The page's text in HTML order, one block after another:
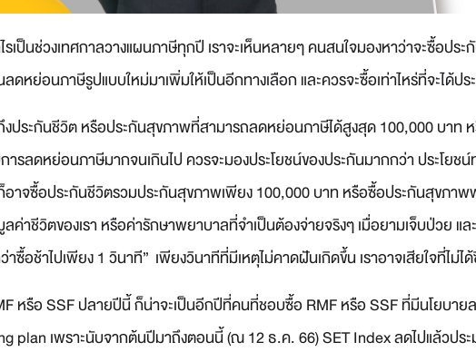
เป็นช่วงเทศกาลวางแผนภาษีทุกปี เราจะเห็นหลายๆ คนสนใจมองหาว่าจะซื้อป
ดหย่อนภาษีรูปแบบใหม่มาเพิ่มให้เป็นอีกทางเลือก และควรจะซื้อเท่าไหร่ที่จะได้ป
ประกันชีวิต หรือประกันสุขภาพที่สามารถลดหย่อนภาษีได้สูงสุด 100,000 บา
รลดหย่อนภาษีมากจนเกินไป ควรจะมองประโยชน์ของประกันมากกว่า ประโย
อาจซื้อประกันชีวิตรวมประกันสุขภาพเพียง 100,000 บาท หรือซื้อประกันสุขภา
ลค่าชีวิตของเรา หรือค่ารักษาพยาบาลที่จำเป็นต้องจ่ายจริงๆ เมื่อยามเจ็บป่วย
าซื้อช้าไปเพียง 1 วินาที” เพียงวินาทีที่มีเหตุไม่คาดฝันเกิดขึ้น เราอาจเสียใจที่ไม่ไ
หรือ SSF ปลายปีนี้ ก็น่าจะเป็นอีกปีที่คนที่ชอบซื้อ RMF หรือ SSF ที่มีนโยบ
plan เพราะนับจากต้นปีมาถึงตอนนี้ (ณ 12 ธ.ค. 66) SET Index ลดไปแล้วปร